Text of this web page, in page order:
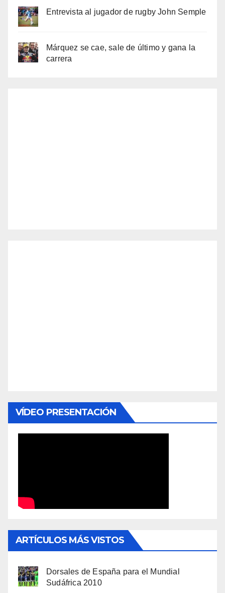
Entrevista al jugador de rugby John Semple
Márquez se cae, sale de último y gana la
carrera
VÍDEO PRESENTACIÓN
ARTÍCULOS MÁS VISTOS
Dorsales de España para el Mundial
Sudáfrica 2010